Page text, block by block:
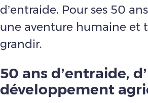
d’entraide. Pour ses 50
une aventure humaine et
grandir.
50 ans d’entraide,
développement